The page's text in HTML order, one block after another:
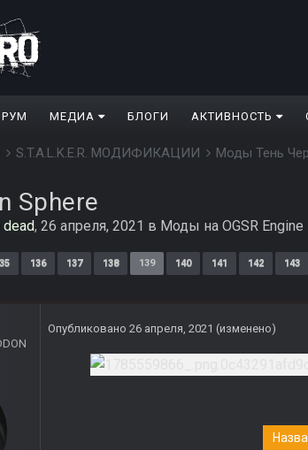
МЕДИА БЛОГИ АКТИВНОСТЬ
S.T.A.L.K.E.R. МОДИФИКАЦИИ Моды Тень
Sphere
dead, 26 апреля, 2021 в Моды на OGSR Engine
136 137 138 139 140 141 142 143
Опубликовано 26 апреля, 2021 (изменено)